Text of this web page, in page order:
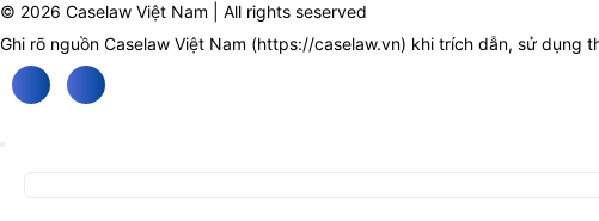
© 2026 Caselaw Việt Nam | All rights seserved
Ghi rõ nguồn Caselaw Việt Nam (https://caselaw.vn) khi trích dẫn, sử dụng